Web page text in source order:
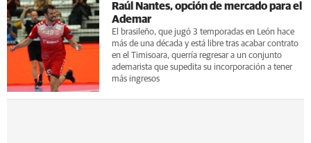
Raúl Nantes, opción de mercado para el
Ademar
El brasileño, que jugó 3 temporadas en León hace
más de una década y está libre tras acabar contrato
en el Timisoara, querría regresar a un conjunto
ademarista que supedita su incorporación a tener
más ingresos